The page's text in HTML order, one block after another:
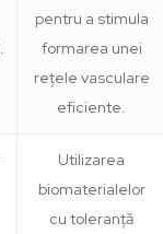
pentru a stimula
formarea unei
rețele vasculare
eficiente.
Utilizarea
biomaterialelor
cu toleranță